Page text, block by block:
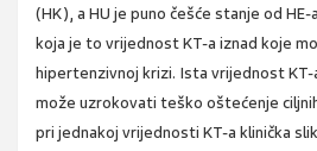
(HK), a HU je puno češće stanje od
koja je to vrijednost KT-a iznad koje
hipertenzivnoj krizi. Ista vrijednost KT-
može uzrokovati teško oštećenje
pri jednakoj vrijednosti KT-a klinička